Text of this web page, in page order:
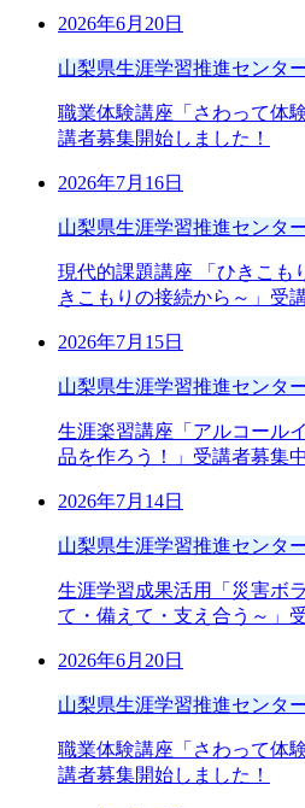
2026年6月20日
山梨県生涯学習推進センタ
職業体験講座「さわって体
講者募集開始しました！
2026年7月16日
山梨県生涯学習推進センタ
現代的課題講座 「ひきこも
きこもりの接続から～」受
2026年7月15日
山梨県生涯学習推進センタ
生涯楽習講座「アルコール
品を作ろう！」受講者募集中
2026年7月14日
山梨県生涯学習推進センタ
生涯学習成果活用「災害ボ
て・備えて・支え合う～」
2026年6月20日
山梨県生涯学習推進センタ
職業体験講座「さわって体
講者募集開始しました！